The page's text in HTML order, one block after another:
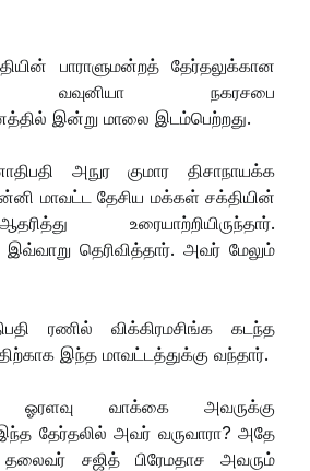
பாராளுமன்றத் தேர்தலுக்கான
வவுனியா நகரசபை
இன்று மாலை இடம்பெற்றது.
அநுர குமார திசாநாயக்க
மாவட்ட தேசிய மக்கள் சக்தியின்
உரையாற்றியிருந்தார்.
தெரிவித்தார். அவர் மேலும்
ரணில் விக்கிரமசிங்க கடந்த
இந்த மாவட்டத்துக்கு வந்தார்.
வாக்கை அவருக்கு
தேர்தலில் அவர் வருவாரா? அதே
சஜித் பிரேமதாச அவரும்